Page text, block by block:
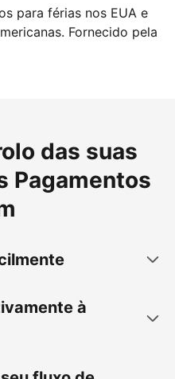
para férias nos EUA e
Fornecido pela
das suas
Pagamentos
à